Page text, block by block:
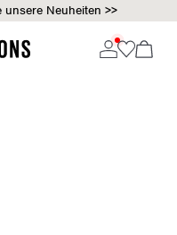
unsere Neuheiten >>